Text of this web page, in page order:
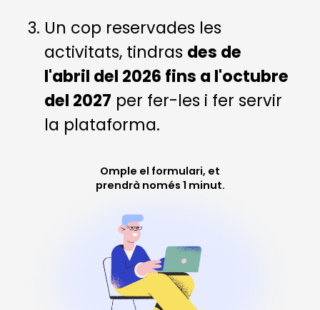
Un cop reservades les
activitats, tindras des de
l'abril del 2026 fins a l'octubre
del 2027 per fer-les i fer servir
la plataforma.
Omple el formulari, et
prendrà només 1 minut.